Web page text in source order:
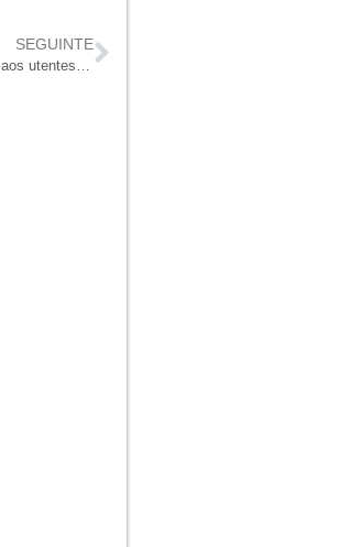
SEGUINTE